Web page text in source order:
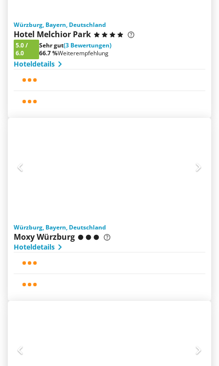
Würzburg, Bayern, Deutschland
Hotel Melchior Park
5.0/
6.0
Sehr gut(3 Bewertungen)
66.7 %Weiterempfehlung
Hoteldetails
Würzburg, Bayern, Deutschland
Moxy Würzburg
Hoteldetails